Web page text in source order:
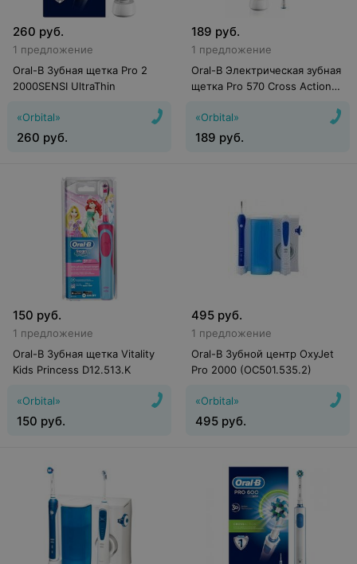
260 руб.
1 предложение
Oral-B Зубная щетка Pro 2
2000SENSI UltraThin
«Orbital»
260 руб.
189 руб.
1 предложение
Oral-B Электрическая зубная
щетка Pro 570 Cross Action
«Orbital»
189 руб.
150 руб.
1 предложение
Oral-B Зубная щетка Vitality
Kids Princess D12.513.K
«Orbital»
150 руб.
495 руб.
1 предложение
Oral-B Зубной центр OxyJet
Pro 2000 (OC501.535.2)
«Orbital»
495 руб.